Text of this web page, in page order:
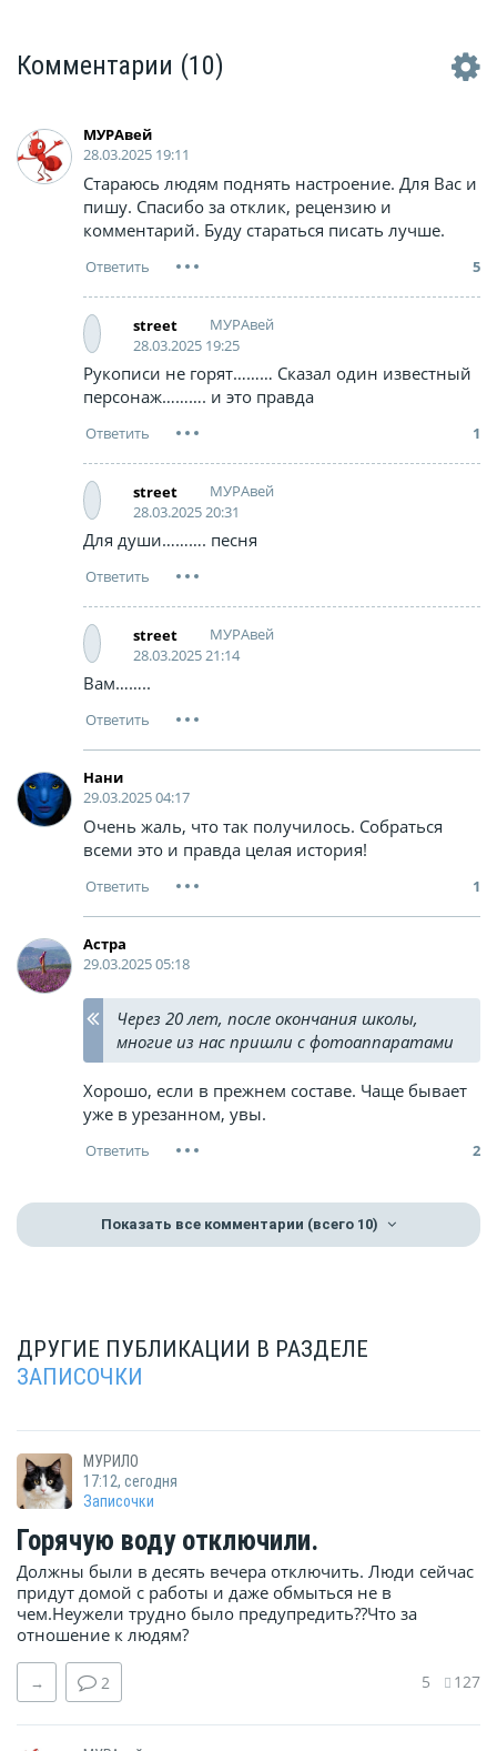
Комментарии (10)
МУРАвей
28.03.2025 19:11
Стараюсь людям поднять настроение. Для Вас и
пишу. Спасибо за отклик, рецензию и
комментарий. Буду стараться писать лучше.
5
street
МУРАвей
28.03.2025 19:25
Рукописи не горят……… Сказал один известный
персонаж………. и это правда
1
street
МУРАвей
28.03.2025 20:31
Для души………. песня
street
МУРАвей
28.03.2025 21:14
Вам……..
Нани
29.03.2025 04:17
Очень жаль, что так получилось. Собраться
всеми это и правда целая история!
1
Астра
29.03.2025 05:18
Через 20 лет, после окончания школы,
многие из нас пришли с фотоаппаратами
Хорошо, если в прежнем составе. Чаще бывает
уже в урезанном, увы.
2
Показать все комментарии (всего 10)
ДРУГИЕ ПУБЛИКАЦИИ В РАЗДЕЛЕ
ЗАПИСОЧКИ
МУРИЛО
17:12, сегодня
Записочки
Горячую воду отключили.
Должны были в десять вечера отключить. Люди сейчас
придут домой с работы и даже обмыться не в
чем.Неужели трудно было предупредить??Что за
отношение к людям?
→ 2 5 127